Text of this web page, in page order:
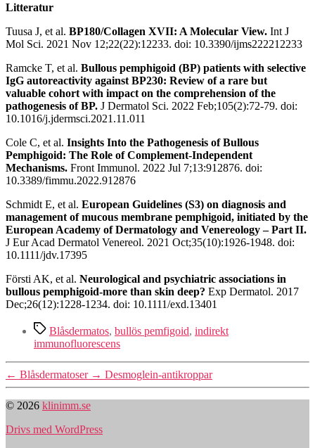
Litteratur
Tuusa J, et al. BP180/Collagen XVII: A Molecular View. Int J
Mol Sci. 2021 Nov 12;22(22):12233. doi: 10.3390/ijms222212233
Ramcke T, et al. Bullous pemphigoid (BP) patients with selective
IgG autoreactivity against BP230: Review of a rare but
valuable cohort with impact on the comprehension of the
pathogenesis of BP. J Dermatol Sci. 2022 Feb;105(2):72-79. doi:
10.1016/j.jdermsci.2021.11.011
Cole C, et al. Insights Into the Pathogenesis of Bullous
Pemphigoid: The Role of Complement-Independent
Mechanisms. Front Immunol. 2022 Jul 7;13:912876. doi:
10.3389/fimmu.2022.912876
Schmidt E, et al. European Guidelines (S3) on diagnosis and
management of mucous membrane pemphigoid, initiated by the
European Academy of Dermatology and Venereology – Part II.
J Eur Acad Dermatol Venereol. 2021 Oct;35(10):1926-1948. doi:
10.1111/jdv.17395
Försti AK, et al. Neurological and psychiatric associations in
bullous pemphigoid-more than skin deep? Exp Dermatol. 2017
Dec;26(12):1228-1234. doi: 10.1111/exd.13401
Etiketter
Blåsdermatos, bullös pemfigoid, indirekt
immunofluorescens
← Blåsdermatoser → Desmoglein-antikroppar
© 2026 klinimm.se
Drivs med WordPress